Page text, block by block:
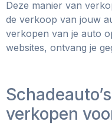
Deze manier van
de verkoop van jouw
verkopen van je auto
websites, ontvang je
verkopen